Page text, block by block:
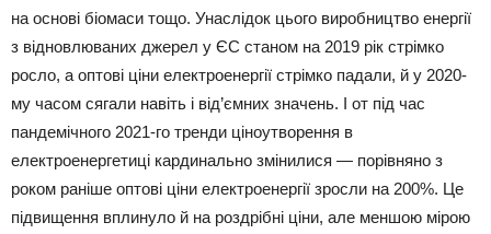
на основі біомаси тощо. Унаслідок цього виробництво енергії
з відновлюваних джерел у ЄС станом на 2019 рік стрімко
росло, а оптові ціни електроенергії стрімко падали, й у 2020-
му часом сягали навіть і від’ємних значень. І от під час
пандемічного 2021-го тренди ціноутворення в
електроенергетиці кардинально змінилися — порівняно з
роком раніше оптові ціни електроенергії зросли на 200%. Це
підвищення вплинуло й на роздрібні ціни, але меншою мірою